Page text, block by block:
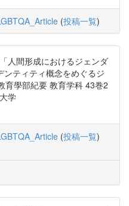
(投稿一覧)
人間形成におけるジェンダ
ティティ概念をめぐるジ
育學部紀要 教育学科 43巻2
学
(投稿一覧)